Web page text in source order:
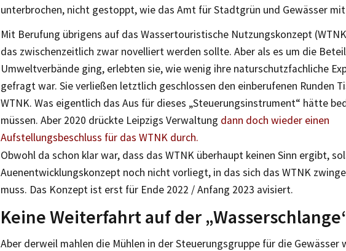
unterbrochen, nicht gestoppt, wie das Amt für Stadtgrün und Gewässer
Mit Berufung übrigens auf das Wassertouristische Nutzungskonzept
das zwischenzeitlich zwar novelliert werden sollte. Aber als es um die
Umweltverbände ging, erlebten sie, wie wenig ihre naturschutzfachliche
gefragt war. Sie verließen letztlich geschlossen den einberufenen Runden
WTNK. Was eigentlich das Aus für dieses „Steuerungsinstrument“ hätte
müssen. Aber 2020 drückte Leipzigs Verwaltung dann doch wieder einen
Aufstellungsbeschluss für das WTNK durch.
Obwohl da schon klar war, dass das WTNK überhaupt keinen Sinn ergibt,
Auenentwicklungskonzept noch nicht vorliegt, in das sich das WTNK
muss. Das Konzept ist erst für Ende 2022 / Anfang 2023 avisiert.
Keine Weiterfahrt auf der
Aber derweil mahlen die Mühlen in der Steuerungsgruppe für die Gewässer